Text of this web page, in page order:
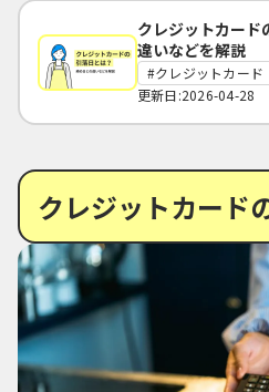
クレジットカード
違いなどを解説
クレジットカード
更新日:2026-04-28
クレジットカード